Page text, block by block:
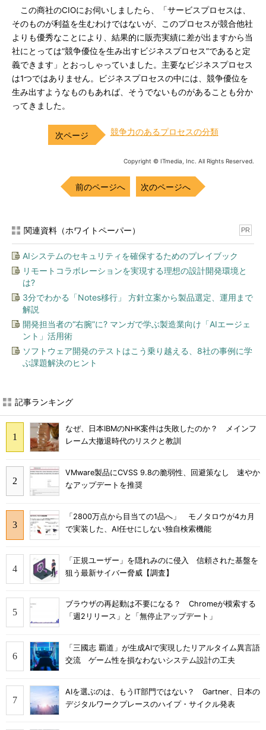
この商社のCIOにお伺いしましたら、「サービスプロセスは、
そのものが利益を生むわけではないが、このプロセスが競合他社
よりも優秀なことにより、結果的に販売実績に差が出ますから当
社にとっては“競争優位を生み出すビジネスプロセス”であると定
義できます」とおっしゃっていました。主要なビジネスプロセス
は1つではありません。ビジネスプロセスの中には、競争優位を
生み出すようなものもあれば、そうでないものがあることも分か
ってきました。
競争力のあるプロセスの分類
Copyright © ITmedia, Inc. All Rights Reserved.
前のページへ 次のページへ
関連資料（ホワイトペーパー） PR
AIシステムのセキュリティを確保するためのプレイブック
リモートコラボレーションを実現する理想の設計開発環境と
は?
3分でわかる「Notes移行」 方針立案から製品選定、運用まで
解説
開発担当者の“右腕”に? マンガで学ぶ製造業向け「AIエージェ
ント」活用術
ソフトウェア開発のテストはこう乗り越える、8社の事例に学
ぶ課題解決のヒント
記事ランキング
なぜ、日本IBMのNHK案件は失敗したのか？ メインフ
レーム大撤退時代のリスクと教訓
VMware製品にCVSS 9.8の脆弱性、回避策なし 速やか
なアップデートを推奨
「2800万点から目当ての1品へ」 モノタロウが4カ月
で実装した、AI任せにしない独自検索機能
「正規ユーザー」を隠れみのに侵入 信頼された基盤を
狙う最新サイバー脅威【調査】
ブラウザの再起動は不要になる？ Chromeが模索する
「週2リリース」と「無停止アップデート」
「三國志 覇道」が生成AIで実現したリアルタイム異言語
交流 ゲーム性を損なわないシステム設計の工夫
AIを選ぶのは、もうIT部門ではない？ Gartner、日本の
デジタルワークプレースのハイプ・サイクル発表